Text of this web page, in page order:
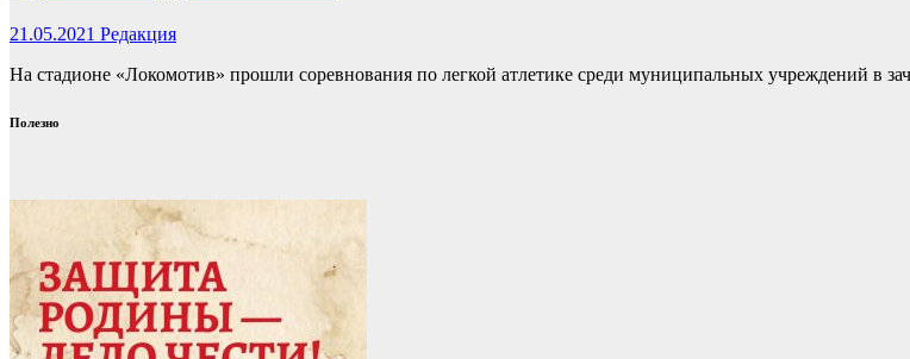
21.05.2021 Редакция
На стадионе «Локомотив» прошли соревнования по легкой атлетике среди муниципальных учреждений в
Полезно